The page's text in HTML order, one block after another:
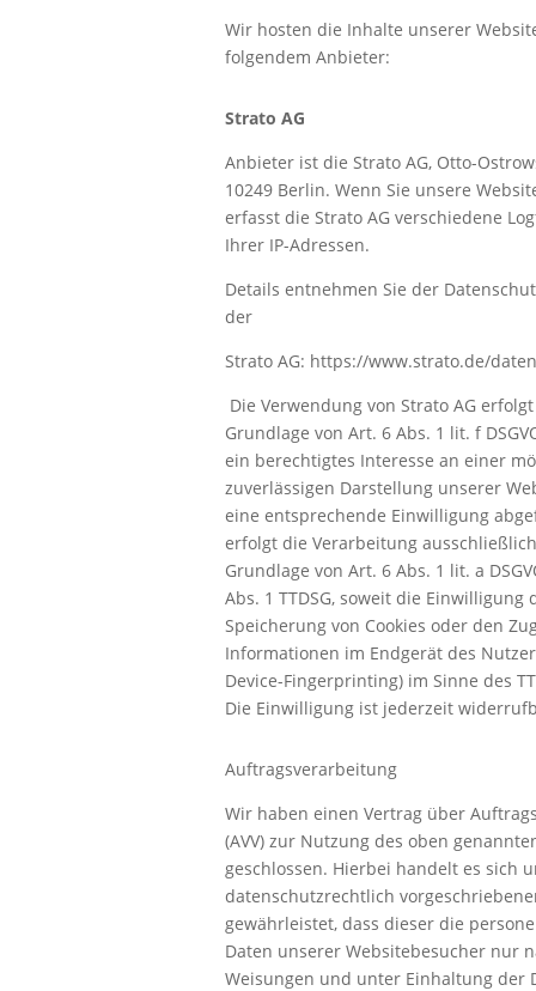
Wir hosten die Inhalte unserer
folgendem Anbieter:
Strato AG
Anbieter ist die Strato AG, Otto-
10249 Berlin. Wenn Sie unsere
erfasst die Strato AG verschiedene
Ihrer IP-Adressen.
Details entnehmen Sie der
der
Strato AG: https://www.strato.de/
Die Verwendung von Strato AG
Grundlage von Art. 6 Abs. 1 lit. f
ein berechtigtes Interesse an einer
zuverlässigen Darstellung unserer
eine entsprechende Einwilligung
erfolgt die Verarbeitung
Grundlage von Art. 6 Abs. 1 lit. a
Abs. 1 TTDSG, soweit die Einwilligung
Speicherung von Cookies oder den
Informationen im Endgerät des
Device-Fingerprinting) im Sinne des
Die Einwilligung ist jederzeit
Auftragsverarbeitung
Wir haben einen Vertrag über
(AVV) zur Nutzung des oben
geschlossen. Hierbei handelt es sich
datenschutzrechtlich
gewährleistet, dass dieser die
Daten unserer Websitebesucher nur
Weisungen und unter Einhaltung der